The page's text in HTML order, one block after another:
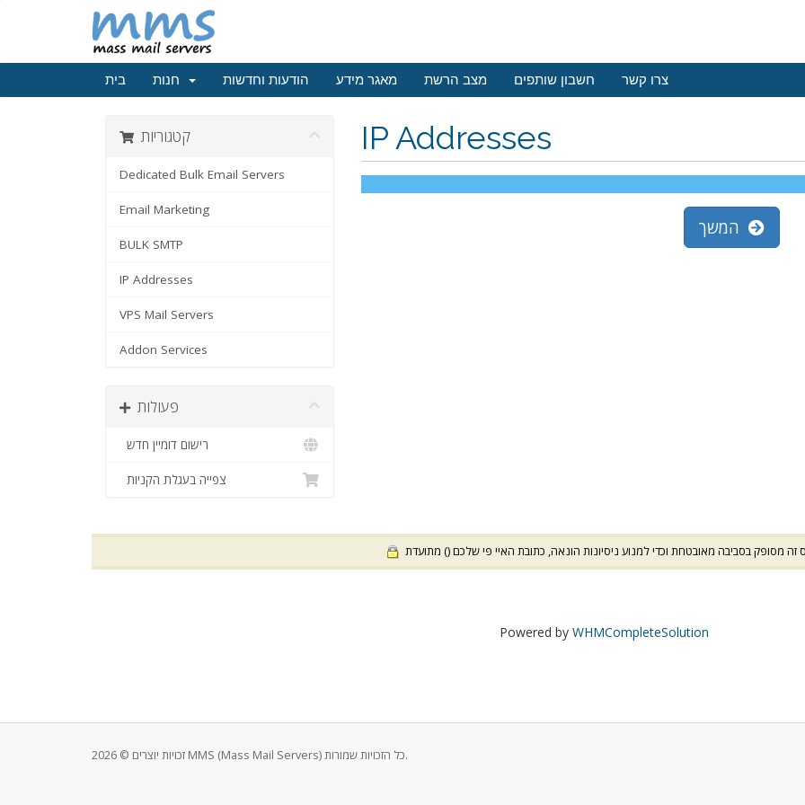
בית הודעות וחדשות מאגר מידע מצב הרשת חשבון שותפים צרו קשר
IP Addresses קטגוריות
Dedicated Bulk Email Servers
Email Marketing
BULK SMTP
IP Addresses
VPS Mail Servers
Addon Services
פעולות
רישום דומיין חדש
צפייה בעגלת הקניות
זה מסופק בסביבה מאובטחת וכדי למנוע ניסיונות הונאה, כתובת האיי פי שלכם () מתועדת
Powered by WHMCompleteSolution
זכויות יוצרים © 2026 MMS (Mass Mail Servers) כל הזכויות שמורות.